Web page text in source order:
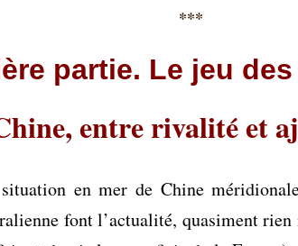
***
partie. Le jeu
entre rivalité et
en mer de Chine
font l’actualité, quasiment rien